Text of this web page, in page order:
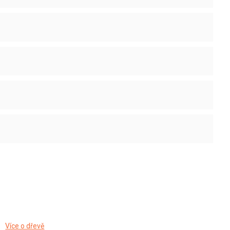
Více o dřevě